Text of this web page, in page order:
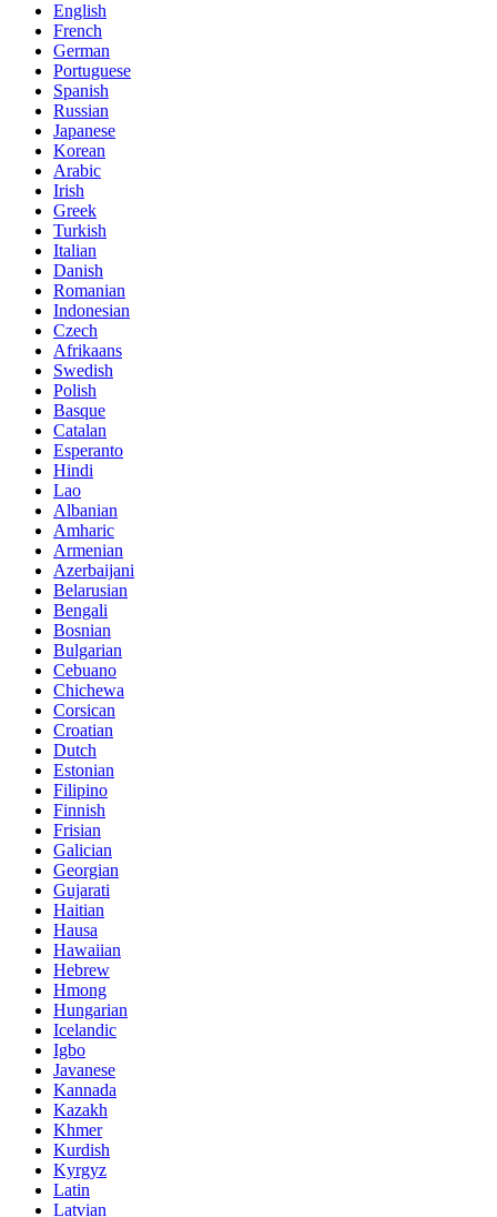
English
French
German
Portuguese
Spanish
Russian
Japanese
Korean
Arabic
Irish
Greek
Turkish
Italian
Danish
Romanian
Indonesian
Czech
Afrikaans
Swedish
Polish
Basque
Catalan
Esperanto
Hindi
Lao
Albanian
Amharic
Armenian
Azerbaijani
Belarusian
Bengali
Bosnian
Bulgarian
Cebuano
Chichewa
Corsican
Croatian
Dutch
Estonian
Filipino
Finnish
Frisian
Galician
Georgian
Gujarati
Haitian
Hausa
Hawaiian
Hebrew
Hmong
Hungarian
Icelandic
Igbo
Javanese
Kannada
Kazakh
Khmer
Kurdish
Kyrgyz
Latin
Latvian